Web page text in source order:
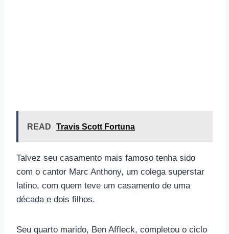
READ Travis Scott Fortuna
Talvez seu casamento mais famoso tenha sido
com o cantor Marc Anthony, um colega superstar
latino, com quem teve um casamento de uma
década e dois filhos.
Seu quarto marido, Ben Affleck, completou o ciclo